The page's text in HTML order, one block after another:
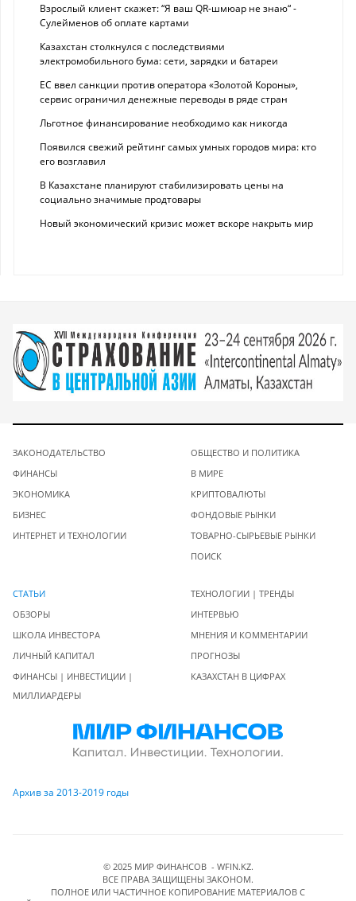
Взрослый клиент скажет: “Я ваш QR-шмюар не знаю“ -
Сулейменов об оплате картами
Казахстан столкнулся с последствиями
электромобильного бума: сети, зарядки и батареи
ЕС ввел санкции против оператора «Золотой Короны»,
сервис ограничил денежные переводы в ряде стран
Льготное финансирование необходимо как никогда
Появился свежий рейтинг самых умных городов мира: кто
его возглавил
В Казахстане планируют стабилизировать цены на
социально значимые продтовары
Новый экономический кризис может вскоре накрыть мир
ЗАКОНОДАТЕЛЬСТВО
ФИНАНСЫ
ЭКОНОМИКА
БИЗНЕС
ИНТЕРНЕТ И ТЕХНОЛОГИИ
ОБЩЕСТВО И ПОЛИТИКА
В МИРЕ
КРИПТОВАЛЮТЫ
ФОНДОВЫЕ РЫНКИ
ТОВАРНО-СЫРЬЕВЫЕ РЫНКИ
ПОИСК
СТАТЬИ
ОБЗОРЫ
ШКОЛА ИНВЕСТОРА
ЛИЧНЫЙ КАПИТАЛ
ФИНАНСЫ | ИНВЕСТИЦИИ |
МИЛЛИАРДЕРЫ
ТЕХНОЛОГИИ | ТРЕНДЫ
ИНТЕРВЬЮ
МНЕНИЯ И КОММЕНТАРИИ
ПРОГНОЗЫ
КАЗАХСТАН В ЦИФРАХ
Архив за 2013-2019 годы
© 2025 МИР ФИНАНСОВ - WFIN.KZ.
ВСЕ ПРАВА ЗАЩИЩЕНЫ ЗАКОНОМ.
ПОЛНОЕ ИЛИ ЧАСТИЧНОЕ КОПИРОВАНИЕ МАТЕРИАЛОВ C